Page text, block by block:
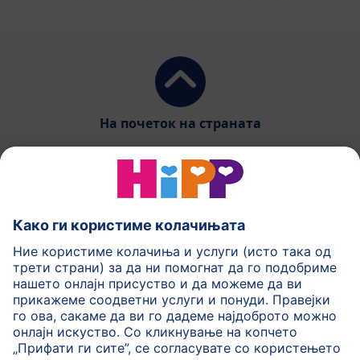
На почеток на страната
HiPP Млечни формули
HiPP Храна за бебиња
HiPP за деца
HiPP Нега за кожа
HiPP Бременост
Политика на приватност Услови на користење